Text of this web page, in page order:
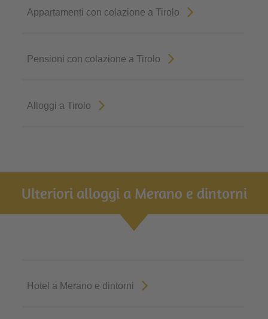
Appartamenti con colazione a Tirolo
Pensioni con colazione a Tirolo
Alloggi a Tirolo
Ulteriori alloggi a Merano e dintorni
Hotel a Merano e dintorni